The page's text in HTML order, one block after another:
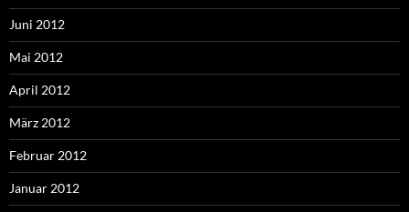
Juni 2012
Mai 2012
April 2012
März 2012
Februar 2012
Januar 2012